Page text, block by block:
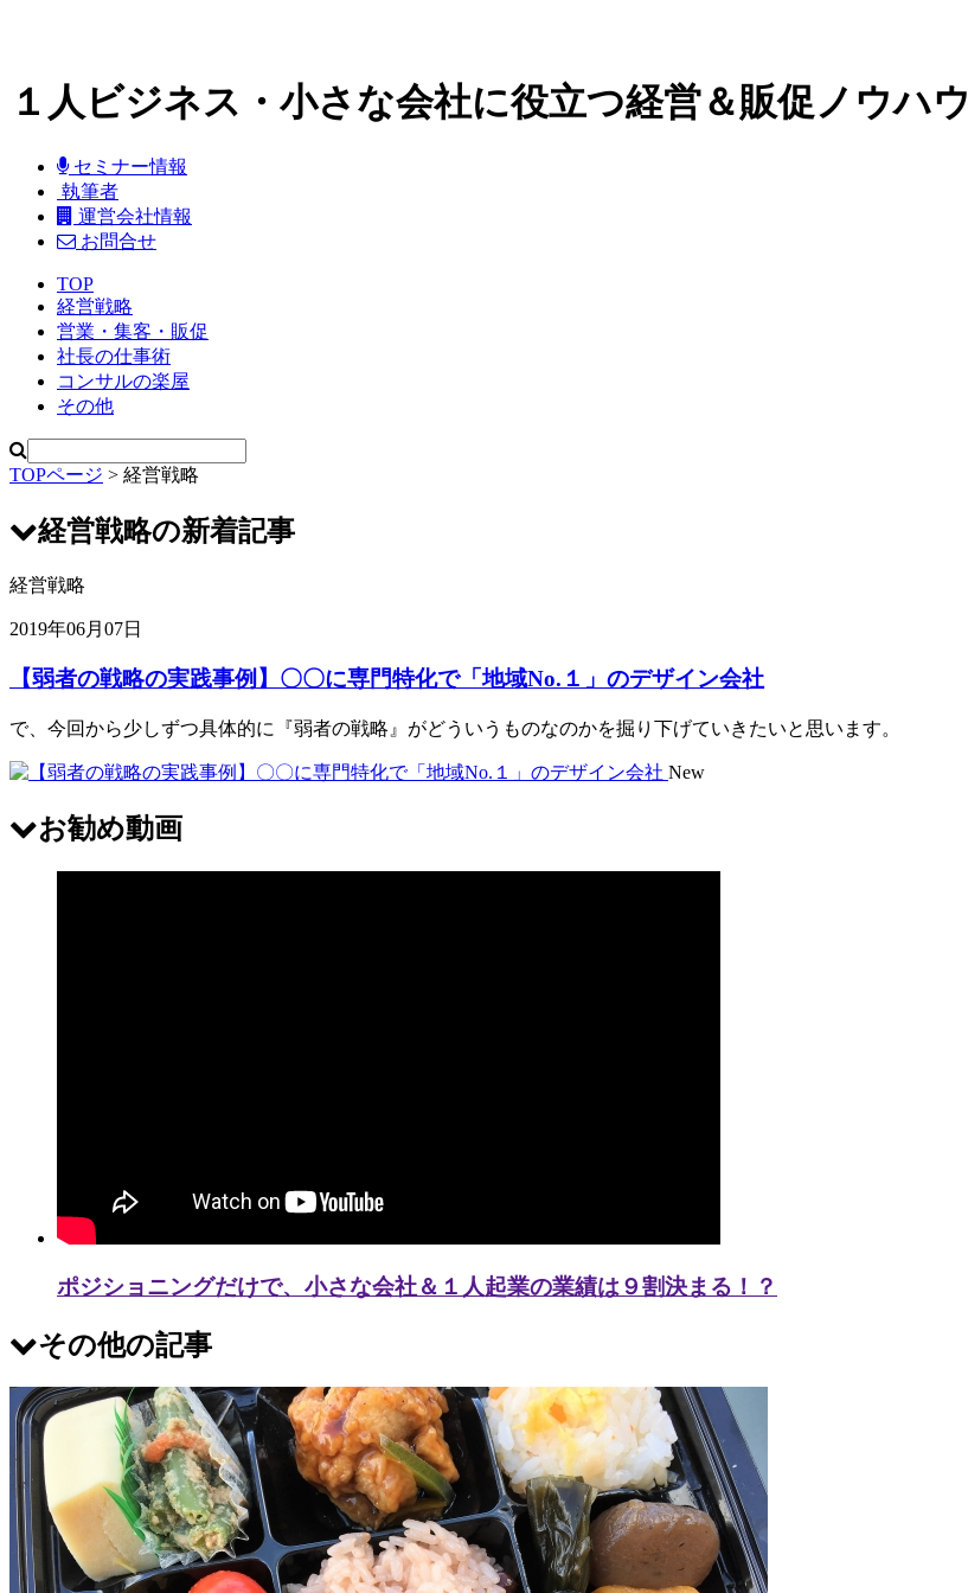
１人ビジネス・小さな会社に役立つ経営＆販促ノウハウ
セミナー情報
執筆者
運営会社情報
お問合せ
TOP
経営戦略
営業・集客・販促
社長の仕事術
コンサルの楽屋
その他
TOPページ > 経営戦略
経営戦略の新着記事
経営戦略
2019年06月07日
【弱者の戦略の実践事例】〇〇に専門特化で「地域No.１」のデザイン会社
で、今回から少しずつ具体的に『弱者の戦略』がどういうものなのかを掘り下げていきたいと思います。
New
お勧め動画
ポジショニングだけで、小さな会社＆１人起業の業績は９割決まる！？
その他の記事